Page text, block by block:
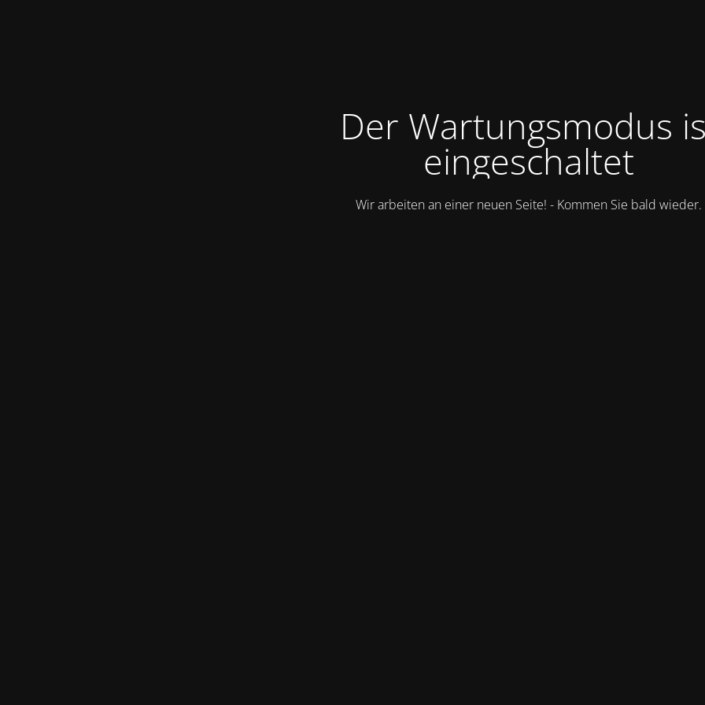
Der Wartungsmodus
eingeschaltet
Wir arbeiten an einer neuen Seite! - Kommen Sie bald wieder.